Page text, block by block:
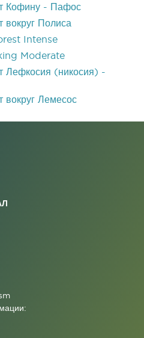
Кофину - Пафос
Полиса
Intense
Moderate
Лефкосия (никосия) -
Лемесос